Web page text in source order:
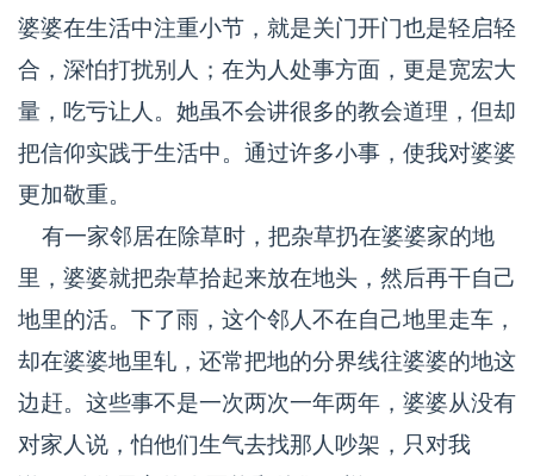
婆婆在生活中注重小节，就是关门开门也是轻启轻
合，深怕打扰别人；在为人处事方面，更是宽宏大
量，吃亏让人。她虽不会讲很多的教会道理，但却
把信仰实践于生活中。通过许多小事，使我对婆婆
更加敬重。
有一家邻居在除草时，把杂草扔在婆婆家的地
里，婆婆就把杂草拾起来放在地头，然后再干自己
地里的活。下了雨，这个邻人不在自己地里走车，
却在婆婆地里轧，还常把地的分界线往婆婆的地这
边赶。这些事不是一次两次一年两年，婆婆从没有
对家人说，怕他们生气去找那人吵架，只对我